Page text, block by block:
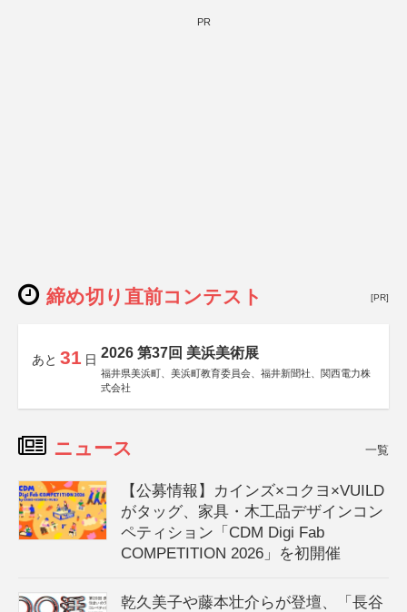
PR
締め切り直前コンテスト [PR]
あと 31 日 2026 第37回 美浜美術展
福井県美浜町、美浜町教育委員会、福井新聞社、関西電力株
式会社
ニュース 一覧
【公募情報】カインズ×コクヨ×VUILD
がタッグ、家具・木工品デザインコン
ペティション「CDM Digi Fab
COMPETITION 2026」を初開催
乾久美子や藤本壮介らが登壇、「長谷